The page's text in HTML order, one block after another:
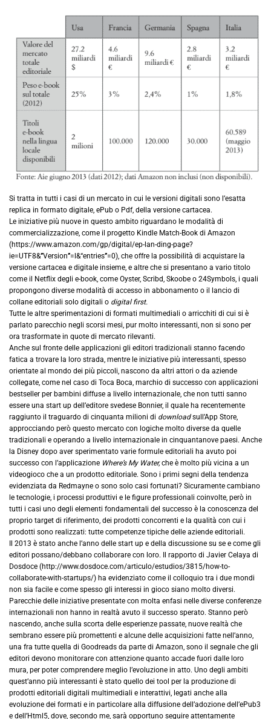
Si tratta in tutti i casi di un mercato in cui le versioni digitali sono l’esatta
replica in formato digitale, ePub o Pdf, della versione cartacea.
Le iniziative più nuove in questo ambito riguardano le modalità di
commercializzazione, come il progetto Kindle Match-Book di Amazon
(https://www.amazon.com/gp/digital/ep-lan-ding-page?
ie=UTF8&’’’Version’’’=l&“entries’’’=0), che offre la possibilità di acquistare la
versione cartacea e digitale insieme, e altre che si presentano a vario titolo
come il Netflix degli e-book, come Oyster, Scribd, Skoobe o 24Symbols, i quali
propongono diverse modalità di accesso in abbonamento o il lancio di
collane editoriali solo digitali o digital first.
Tutte le altre sperimentazioni di formati multimediali o arricchiti di cui si è
parlato parecchio negli scorsi mesi, pur molto interessanti, non si sono per
ora trasformate in quote di mercato rilevanti.
Anche sul fronte delle applicazioni gli editori tradizionali stanno facendo
fatica a trovare la loro strada, mentre le iniziative più interessanti, spesso
orientate al mondo dei più piccoli, nascono da altri attori o da aziende
collegate, come nel caso di Toca Boca, marchio di successo con applicazioni
bestseller per bambini diffuse a livello internazionale, che non tutti sanno
essere una start up dell’editore svedese Bonnier, il quale ha recentemente
raggiunto il traguardo di cinquanta milioni di downloadsull’App Store,
approcciando però questo mercato con logiche molto diverse da quelle
tradizionali e operando a livello internazionale in cinquantanove paesi. Anche
la Disney dopo aver sperimentato varie formule editoriali ha avuto poi
successo con l’applicazione Where’s My Water,che è molto più vicina a un
videogioco che a un prodotto editoriale. Sono i primi segni della tendenza
evidenziata da Redmayne o sono solo casi fortunati? Sicuramente cambiano
le tecnologie, i processi produttivi e le figure professionali coinvolte, però in
tutti i casi uno degli elementi fondamentali del successo è la conoscenza del
proprio target di riferimento, dei prodotti concorrenti e la qualità con cui i
prodotti sono realizzati: tutte competenze tipiche delle aziende editoriali.
Il 2013 è stato anche l’anno delle start up e della discussione su se e come gli
editori possano/debbano collaborare con loro. Il rapporto di Javier Celaya di
Dosdoce (http://www.dosdoce.com/articulo/estudios/3815/how-to-
collaborate-with-startups/) ha evidenziato come il colloquio tra i due mondi
non sia facile e come spesso gli interessi in gioco siano molto diversi.
Parecchie delle iniziative presentate con molta enfasi nelle diverse conferenze
internazionali non hanno in realtà avuto il successo sperato. Stanno però
nascendo, anche sulla scorta delle esperienze passate, nuove realtà che
sembrano essere più promettenti e alcune delle acquisizioni fatte nell’anno,
una fra tutte quella di Goodreads da parte di Amazon, sono il segnale che gli
editori devono monitorare con attenzione quanto accade fuori dalle loro
mura, per poter comprendere meglio l’evoluzione in atto. Uno degli ambiti
quest’anno più interessanti è stato quello dei tool per la produzione di
prodotti editoriali digitali multimediali e interattivi, legati anche alla
evoluzione dei formati e in particolare alla diffusione dell’adozione dell’ePub3
e dell’Html5, dove, secondo me, sarà opportuno seguire attentamente